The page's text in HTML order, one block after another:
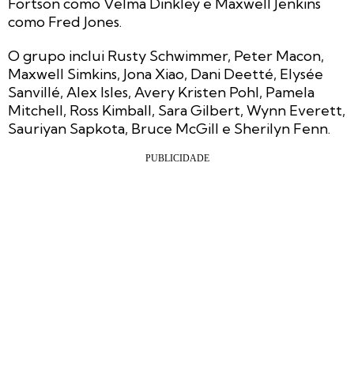
como Fred Jones.
O grupo inclui Rusty Schwimmer, Peter Macon,
Maxwell Simkins, Jona Xiao, Dani Deetté, Elysée
Sanvillé, Alex Isles, Avery Kristen Pohl, Pamela
Mitchell, Ross Kimball, Sara Gilbert, Wynn Everett,
Sauriyan Sapkota, Bruce McGill e Sherilyn Fenn.